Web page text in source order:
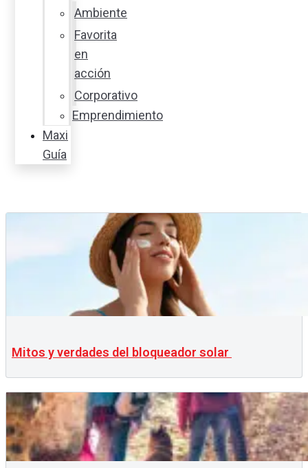
Ambiente
Favorita
en
acción
Corporativo
Emprendimiento
Maxi
Guía
Mitos y verdades del bloqueador solar